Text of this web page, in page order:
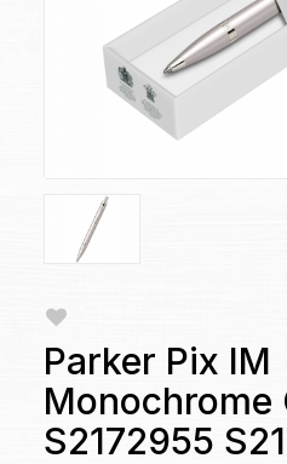
Parker Pix IM
Monochrome
S2172955